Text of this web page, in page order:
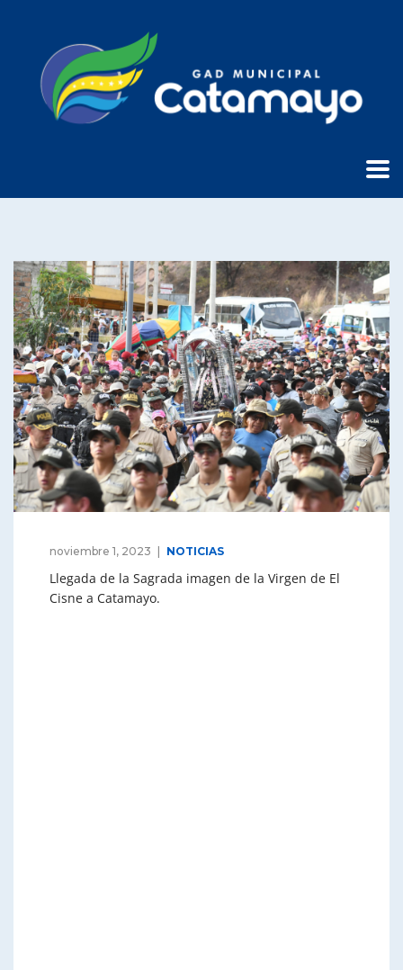
noviembre 1, 2023 NOTICIAS
Llegada de la Sagrada imagen de la Virgen de El
Cisne a Catamayo.